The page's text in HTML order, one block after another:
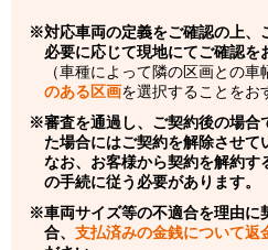
対応車両の定義をご確認の上、
必要に応じて現地にてご確認を
（車種によって隣の区画との車
のある区画を選択することをお
審査を通過し、ご契約後の場合
た場合にはご契約を解除させて
なお、お客様から契約を解約す
の手続に従う必要があります。
車両サイズ等の不適合を理由に
合、 支払済みの金銭について返